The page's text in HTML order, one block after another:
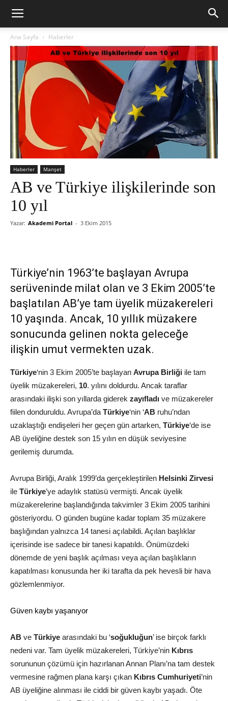
Ana Sayfa Haberler
Haberler Manşet
AB ve Türkiye ilişkilerinde son
10 yıl
Yazar: Akademi Portal - 3 Ekim 2015
Türkiye’nin 1963’te başlayan Avrupa
serüveninde milat olan ve 3 Ekim 2005’te
başlatılan AB’ye tam üyelik müzakereleri
10 yaşında. Ancak, 10 yıllık müzakere
sonucunda gelinen nokta geleceğe
ilişkin umut vermekten uzak.
Türkiye‘nin 3 Ekim 2005’te başlayan Avrupa Birliği ile tam
üyelik müzakereleri, 10. yılını doldurdu. Ancak taraflar
arasındaki ilişki son yıllarda giderek zayıfladı ve müzakereler
fiilen donduruldu. Avrupa’da Türkiye‘nin ‘AB ruhu’ndan
uzaklaştığı endişeleri her geçen gün artarken, Türkiye‘de ise
AB üyeliğine destek son 15 yılın en düşük seviyesine
gerilemiş durumda.
Avrupa Birliği, Aralık 1999’da gerçekleştirilen Helsinki Zirvesi
ile Türkiye’ye adaylık statüsü vermişti. Ancak üyelik
müzakerelerine başlandığında takvimler 3 Ekim 2005 tarihini
gösteriyordu. O günden bugüne kadar toplam 35 müzakere
başlığından yalnızca 14 tanesi açılabildi. Açılan başlıklar
içerisinde ise sadece bir tanesi kapatıldı. Önümüzdeki
dönemde de yeni başlık açılması veya açılan başlıkların
kapatılması konusunda her iki tarafta da pek hevesli bir hava
gözlemlenmiyor.
Güven kaybı yaşanıyor
AB ve Türkiye arasındaki bu ‘soğukluğun’ ise birçok farklı
nedeni var. Tam üyelik müzakereleri, Türkiye’nin Kıbrıs
sorununun çözümü için hazırlanan Annan Planı’na tam destek
vermesine rağmen plana karşı çıkan Kıbrıs Cumhuriyeti’nin
AB üyeliğine alınması ile ciddi bir güven kaybı yaşadı. Öte